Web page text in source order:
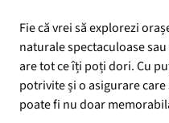
Fie că vrei să explorezi
naturale spectaculoase
are tot ce îți poți dori. Cu
potrivite și o asigurare
poate fi nu doar